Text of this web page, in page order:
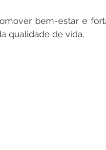
bem-estar e
qualidade de vida.